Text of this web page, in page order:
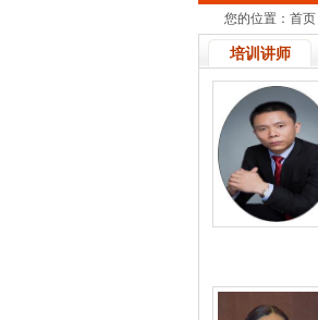
您的位置： 首页
培训讲师